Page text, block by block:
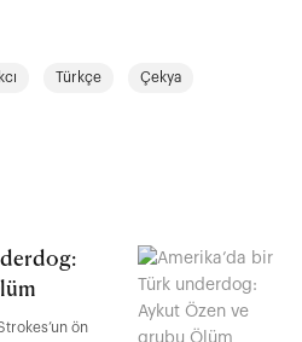
işbirliğini
Türkçe Çekya
ön